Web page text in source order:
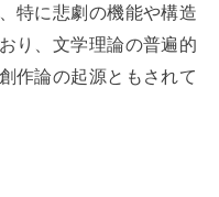
特に悲劇の機能や構造
り、文学理論の普遍的
作論の起源ともされて